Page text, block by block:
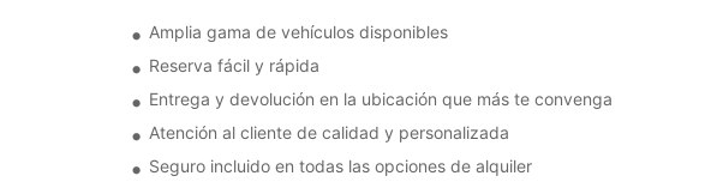
Amplia gama de vehículos disponibles
Reserva fácil y rápida
Entrega y devolución en la ubicación que más te convenga
Atención al cliente de calidad y personalizada
Seguro incluido en todas las opciones de alquiler